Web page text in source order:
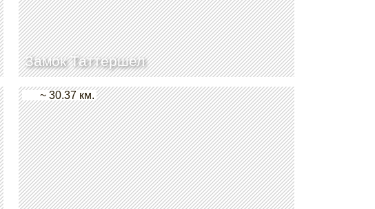
Замок Таттершел
~ 30.37 км.